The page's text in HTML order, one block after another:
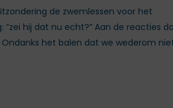
de zwemlessen voor het
hij dat nu echt?” Aan de reacties
het balen dat we wederom